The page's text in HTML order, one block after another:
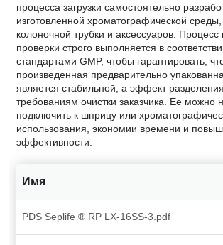
процесса загрузки самостоятельно
изготовленной хроматографической
колоночной трубки и аксессуаров. Процесс
проверки строго выполняется в
стандартами GMP, чтобы гарантировать,
произведенная предварительно
является стабильной, а эффект разделения
требованиям очистки заказчика. Ее можно
подключить к шприцу или
использования, экономии времени и
эффективности.
Имя
PDS Seplife ® RP LX-16SS-3.pdf